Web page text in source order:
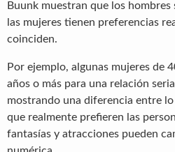
Buunk muestran que los hombres
las mujeres tienen preferencias
coinciden.
Por ejemplo, algunas mujeres de
años o más para una relación
mostrando una diferencia entre
que realmente prefieren las
fantasías y atracciones pueden